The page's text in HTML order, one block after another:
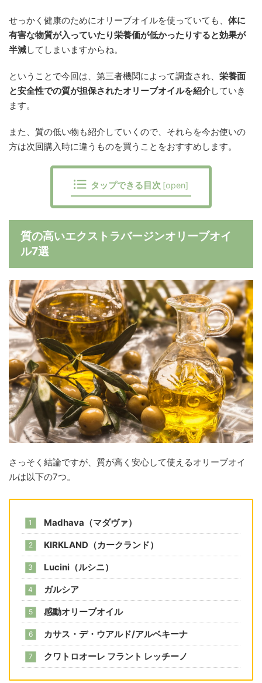
せっかく健康のためにオリーブオイルを使っていても、 体に
有害な物質が入っていたり栄養価が低かったりすると効果が
半減してしまいますからね。
ということで今回は、第三者機関によって調査され、 栄養面
と安全性での質が担保されたオリーブオイルを紹介していき
ます。
また、質の低い物も紹介していくので、それらを今お使いの
方は次回購入時に違うものを買うことをおすすめします。
タップできる目次 [open]
質の高いエクストラバージンオリーブオイ
ル7選
さっそく結論ですが、質が高く安心して使えるオリーブオイ
ルは以下の7つ。
Madhava（マダヴァ）
KIRKLAND（カークランド）
Lucini（ルシニ）
ガルシア
感動オリーブオイル
カサス・デ・ウアルド/アルベキーナ
クワトロオーレ フラント レッチーノ